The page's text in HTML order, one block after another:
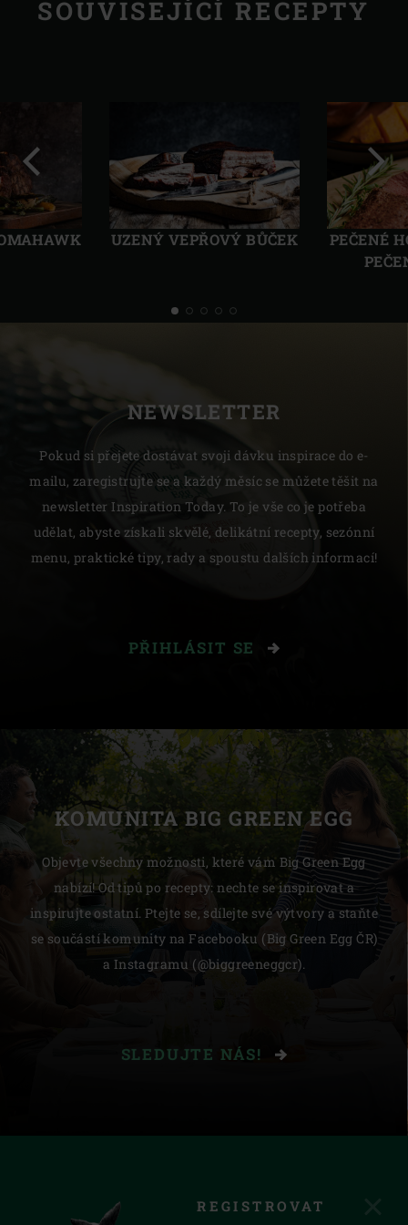
SOUVISEJÍCÍ RECEPTY
UZENÝ VEPŘOVÝ BŮČEK
PEČENÉ
Předchozí Další
NEWSLETTER
Pokud si přejete dostávat svoji dávku inspirace do e-
mailu, zaregistrujte se a každý měsíc se můžete těšit na
newsletter Inspiration Today. To je vše co je potřeba
udělat, abyste získali skvělé, delikátní recepty, sezónní
menu, praktické tipy, rady a spoustu dalších informací!
PŘIHLÁSIT SE
KOMUNITA BIG GREEN EGG
Objevte všechny možnosti, které vám Big Green Egg
nabízí! Od tipů po recepty: nechte se inspirovat a
inspirujte ostatní. Ptejte se, sdílejte své výtvory a staňte
se součástí komunity na Facebooku (Big Green Egg ČR)
a Instagramu (@biggreeneggcr).
SLEDUJTE NÁS!
REGISTROVAT